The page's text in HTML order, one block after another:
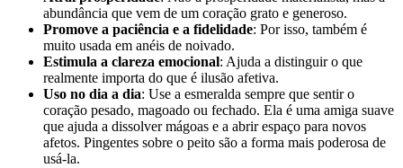
abundância que vem de um coração grato e generoso.
Promove a paciência e a fidelidade: Por isso, também é
muito usada em anéis de noivado.
Estimula a clareza emocional: Ajuda a distinguir o que
realmente importa do que é ilusão afetiva.
Uso no dia a dia: Use a esmeralda sempre que sentir o
coração pesado, magoado ou fechado. Ela é uma amiga suave
que ajuda a dissolver mágoas e a abrir espaço para novos
afetos. Pingentes sobre o peito são a forma mais poderosa de
usá-la.